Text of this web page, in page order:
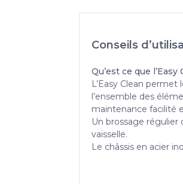
Conseils
Qu’est ce que l’Easy
L’Easy Clean
l’ensemble des
maintenance facilité
Un brossage régulier
vaisselle.
Le châssis en acier